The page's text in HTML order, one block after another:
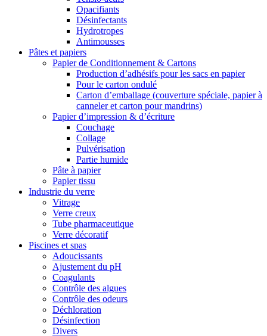
Opacifiants
Désinfectants
Hydrotropes
Antimousses
Pâtes et papiers
Papier de Conditionnement & Cartons
Production d’adhésifs pour les sacs en papier
Pour le carton ondulé
Carton d’emballage (couverture spéciale, papier à
canneler et carton pour mandrins)
Papier d’impression & d’écriture
Couchage
Collage
Pulvérisation
Partie humide
Pâte à papier
Papier tissu
Industrie du verre
Vitrage
Verre creux
Tube pharmaceutique
Verre décoratif
Piscines et spas
Adoucissants
Ajustement du pH
Coagulants
Contrôle des algues
Contrôle des odeurs
Déchloration
Désinfection
Divers